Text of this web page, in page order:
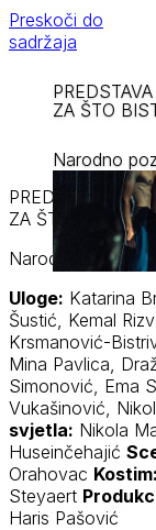
Preskoči do
sadržaja
PREDSTAVA
ZA ŠTO
Narodno
PREDSTAVA
ZA ŠTO BISTE
Narodno
Uloge: Katarina
Šustić, Kemal
Krsmanović-
Mina Pavlica,
Simonović, Ema
Vukašinović,
svjetla: Nikola
Huseinčehajić
Orahovac Kostim:
Steyaert
Haris Pašović